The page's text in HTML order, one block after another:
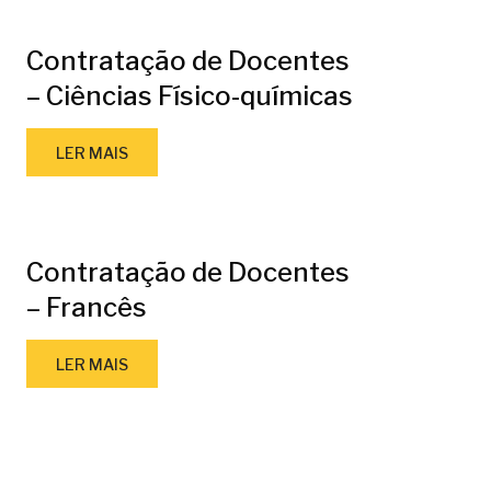
Contratação de Docentes
– Ciências Físico-químicas
LER MAIS
Contratação de Docentes
– Francês
LER MAIS